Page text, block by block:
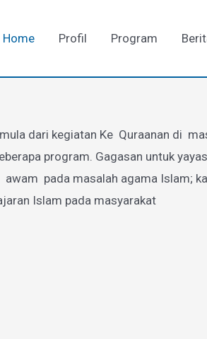
Home Profil Program
dari kegiatan Ke Quraanan di
program. Gagasan untuk
pada masalah agama Islam;
Islam pada masyarakat